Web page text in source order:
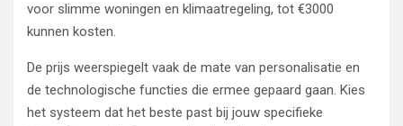
voor slimme woningen en klimaatregeling, tot €3000
kunnen kosten.
De prijs weerspiegelt vaak de mate van personalisatie en
de technologische functies die ermee gepaard gaan. Kies
het systeem dat het beste past bij jouw specifieke